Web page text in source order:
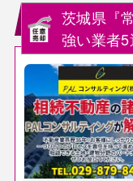
茨城県『
強い業者5